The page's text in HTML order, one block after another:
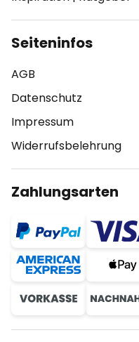
Seiteninfos
AGB
Datenschutz
Impressum
Widerrufsbelehrung
Zahlungsarten